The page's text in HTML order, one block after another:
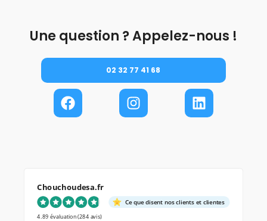
Une question ? Appelez-nous !
02 32 77 41 68
Chouchoudesa.fr
Ce que disent nos clients et clientes
4.89 évaluation(284 avis)